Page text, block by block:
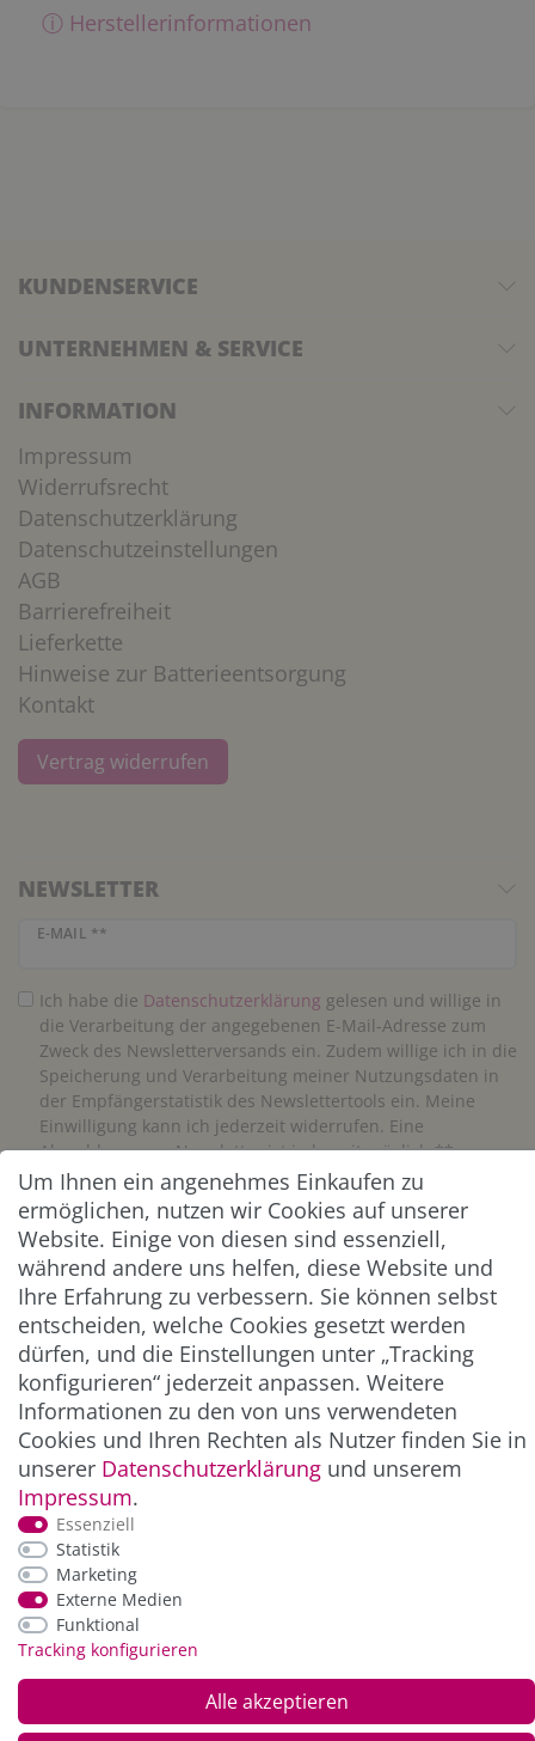
ⓘ Herstellerinformationen
KUNDENSERVICE
UNTERNEHMEN & SERVICE
INFORMATION
Impressum
Widerrufsrecht
Datenschutzerklärung
Datenschutzeinstellungen
AGB
Barrierefreiheit
Lieferkette
Hinweise zur Batterieentsorgung
Kontakt
Vertrag widerrufen
NEWSLETTER
E-MAIL **
Newsletter Honig
Ich habe die Daten­schutz­erklärung gelesen und willige in
die Verarbeitung der angegebenen E-Mail-Adresse zum
Zweck des Newsletterversands ein. Zudem willige ich in die
Speicherung und Verarbeitung meiner Nutzungsdaten in
der Empfängerstatistik des Newslettertools ein. Meine
Einwilligung kann ich jederzeit widerrufen. Eine
Abmeldung vom Newsletter ist jederzeit möglich.**
Abonnieren
** Hierbei handelt es sich um ein Pflichtfeld.
ZAHLUNG & VERSAND
*Alle Preise inkl. der gesetzl. MwSt. zzgl.
und Versandkosten
Um Ihnen ein angenehmes Einkaufen zu
ermöglichen, nutzen wir Cookies auf unserer
Website. Einige von diesen sind essenziell,
während andere uns helfen, diese Website und
Ihre Erfahrung zu verbessern. Sie können selbst
entscheiden, welche Cookies gesetzt werden
dürfen, und die Einstellungen unter „Tracking
konfigurieren“ jederzeit anpassen. Weitere
Informationen zu den von uns verwendeten
Cookies und Ihren Rechten als Nutzer finden Sie in
unserer Daten­schutz­erklärung und unserem
Impressum.
Essenziell
Statistik
Marketing
Externe Medien
Funktional
Tracking konfigurieren
Alle akzeptieren
© Copyright 2026 Alle Rechte vorbehalten. |